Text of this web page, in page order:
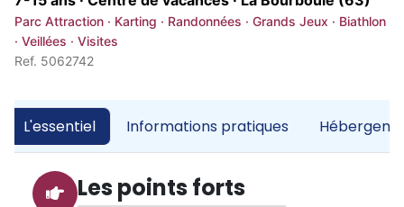
Parc Attraction · Karting · Randonnées · Grands Jeux · Biathlon
· Veillées · Visites
Ref. 5062742
L'essentiel Informations pratiques
Les points forts